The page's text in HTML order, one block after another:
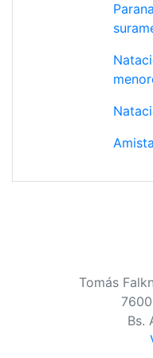
Tomás
Bs.